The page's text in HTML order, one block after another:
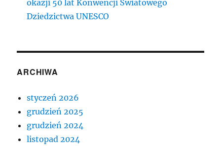
okazji 50 lat Konwencji Światowego
Dziedzictwa UNESCO
ARCHIWA
styczeń 2026
grudzień 2025
grudzień 2024
listopad 2024